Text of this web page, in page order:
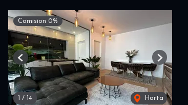
Comision 0%
1 / 14 Harta
Previous Next